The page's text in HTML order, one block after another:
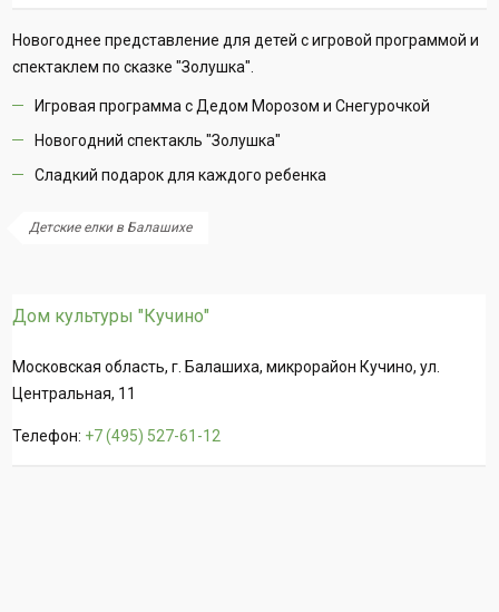
Новогоднее представление для детей с игровой программой и
спектаклем по сказке "Золушка".
Игровая программа с Дедом Морозом и Снегурочкой
Новогодний спектакль "Золушка"
Сладкий подарок для каждого ребенка
Детские елки в Балашихе
Дом культуры "Кучино"
Московская область, г. Балашиха, микрорайон Кучино, ул.
Центральная, 11
Телефон: +7 (495) 527-61-12